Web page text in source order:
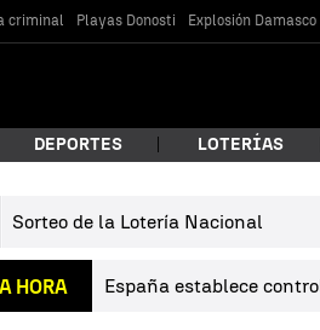
criminal Playas Donosti Explosión Damasco
¿Qué estás
DEPORTES LOTERÍAS
Sorteo de la Lotería Nacional
HORA España establece